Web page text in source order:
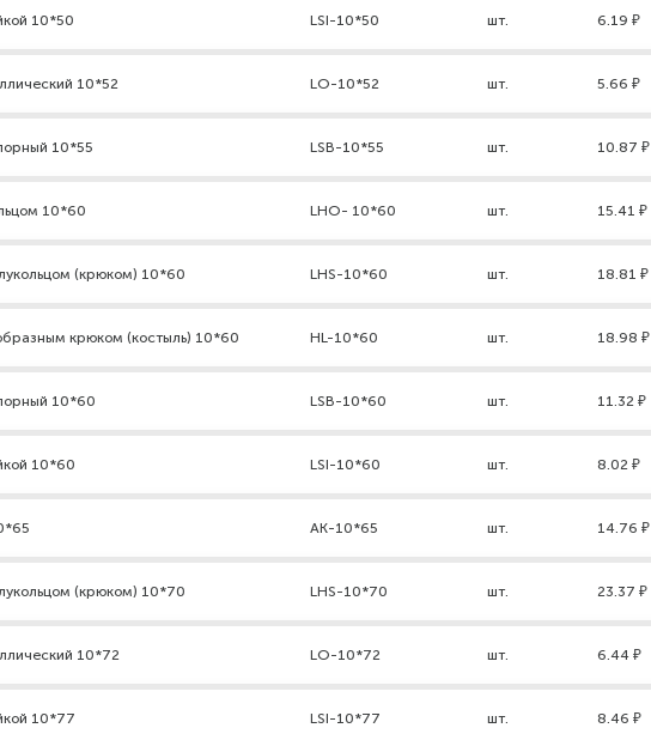
10*50 LSI-10*50 шт. 6.19 ₽
10*52 LO-10*52 шт. 5.66 ₽
10*55 LSB-10*55 шт. 10.87 ₽
10*60 LHO- 10*60 шт. 15.41 ₽
(крюком) 10*60 LHS-10*60 шт. 18.81 ₽
крюком (костыль) 10*60 HL-10*60 шт. 18.98 ₽
10*60 LSB-10*60 шт. 11.32 ₽
10*60 LSI-10*60 шт. 8.02 ₽
АК-10*65 шт. 14.76 ₽
(крюком) 10*70 LHS-10*70 шт. 23.37 ₽
10*72 LO-10*72 шт. 6.44 ₽
10*77 LSI-10*77 шт. 8.46 ₽